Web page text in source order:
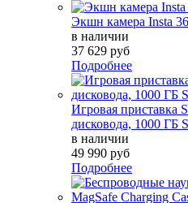
Экшн камера Insta
в наличии
37 629 руб
Подробнее
Игровая приставка
дисковода, 1000 ГБ
в наличии
49 990 руб
Подробнее